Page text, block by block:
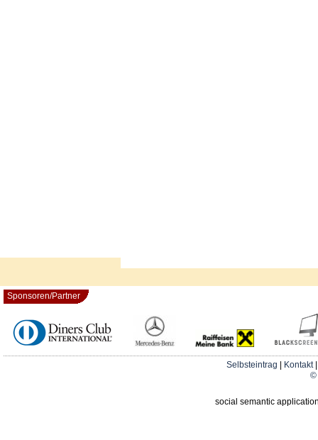
Sponsoren/Partner
Selbsteintrag Kontakt
©
social semantic